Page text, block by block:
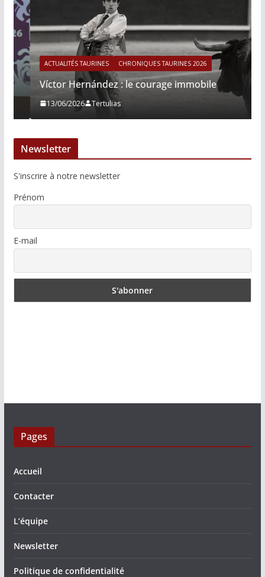
ACTUALITÉS TAURINES CHRONIQUES TAURINES 2026
Víctor Hernández : le courage immobile
13/06/2026 Tertulias
Newsletter
S'inscrire à notre newsletter
Prénom
E-mail
Pages
Accueil
Contacter
L’équipe
Newsletter
Politique de confidentialité